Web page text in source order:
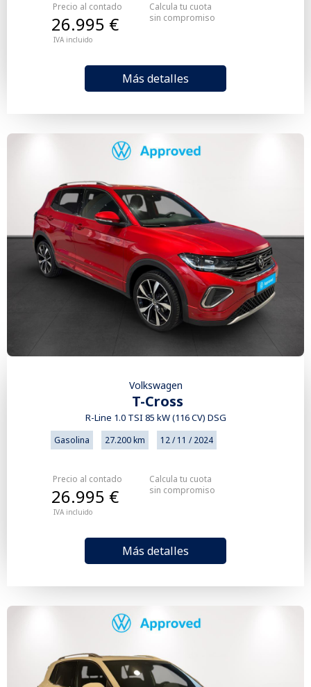
Precio al contado
IVA incluido
26.995 €
Más detalles
Calcula tu cuota
sin compromiso
Volkswagen
T-Cross
R-Line 1.0 TSI 85 kW (116 CV) DSG
Gasolina 27.200 km 12 / 11 / 2024
Precio al contado
IVA incluido
26.995 €
Más detalles
Calcula tu cuota
sin compromiso